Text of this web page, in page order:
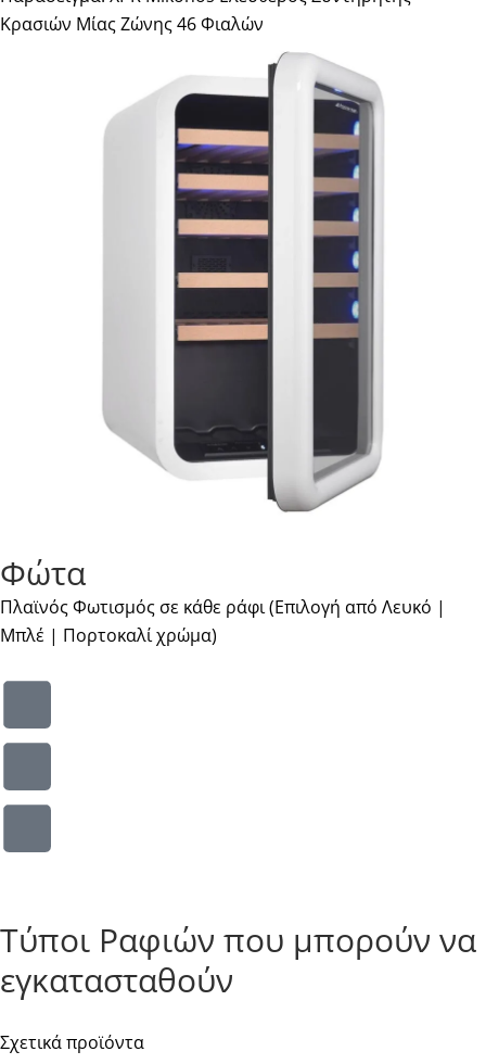
Κρασιών Μίας Ζώνης 46 Φιαλών
Φώτα
Πλαϊνός Φωτισμός σε κάθε ράφι (Επιλογή από Λευκό |
Μπλέ | Πορτοκαλί χρώμα)
Τύποι Ραφιών που μπορούν να
εγκατασταθούν
Σχετικά προϊόντα